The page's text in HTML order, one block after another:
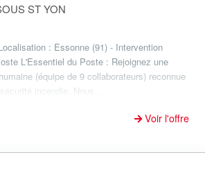
ST YON
: Essonne (91) - Intervention
L'Essentiel du Poste : Rejoignez une
(équipe de 9 collaborateurs) reconnue
incendie. Nous...
Voir l'offre